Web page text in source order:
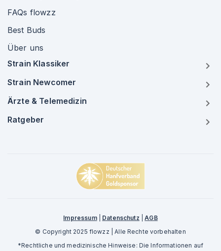
FAQs flowzz
Best Buds
Über uns
Strain Klassiker
Strain Newcomer
Ärzte & Telemedizin
Ratgeber
Impressum| Datenschutz |AGB
© Copyright 2025 flowzz | Alle Rechte vorbehalten
*Rechtliche und medizinische Hinweise: Die Informationen auf